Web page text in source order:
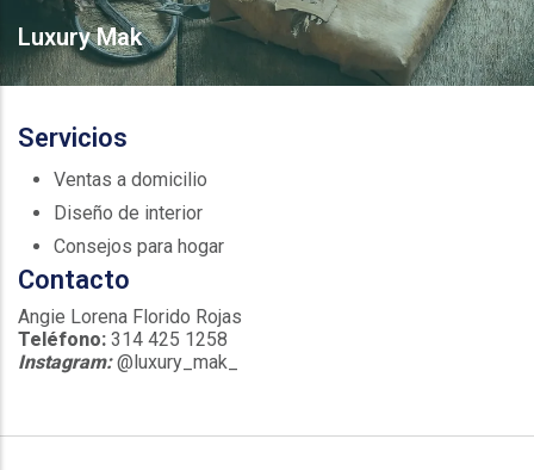
Luxury Mak
Servicios
Ventas a domicilio
Diseño de interior
Consejos para hogar
Contacto
Angie Lorena Florido Rojas
Teléfono: 314 425 1258
Instagram: @luxury_mak_